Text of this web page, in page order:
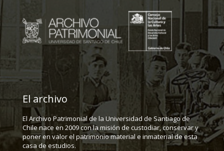
El archivo
El Archivo Patrimonial de la Universidad de Santiago de
Chile nace en 2009 con la misión de custodiar, conservar y
poner en valor el patrimonio material e inmaterial de esta
casa de estudios.